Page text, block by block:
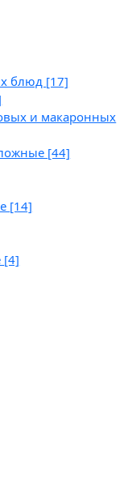
блюд [17]
и макаронных
[44]
[14]
[4]